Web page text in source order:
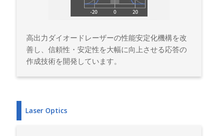
高出力ダイオードレーザーの性能安定化機構を改
善し、信頼性・安定性を大幅に向上させる応答の
作成技術を開発しています。
Laser Optics